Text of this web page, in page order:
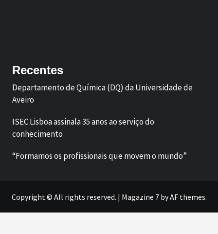
Recentes
Departamento de Química (DQ) da Universidade de
Aveiro
ISEC Lisboa assinala 35 anos ao serviço do
conhecimento
“Formamos os profissionais que movem o mundo”
Copyright © All rights reserved. | Magazine 7by AF themes.